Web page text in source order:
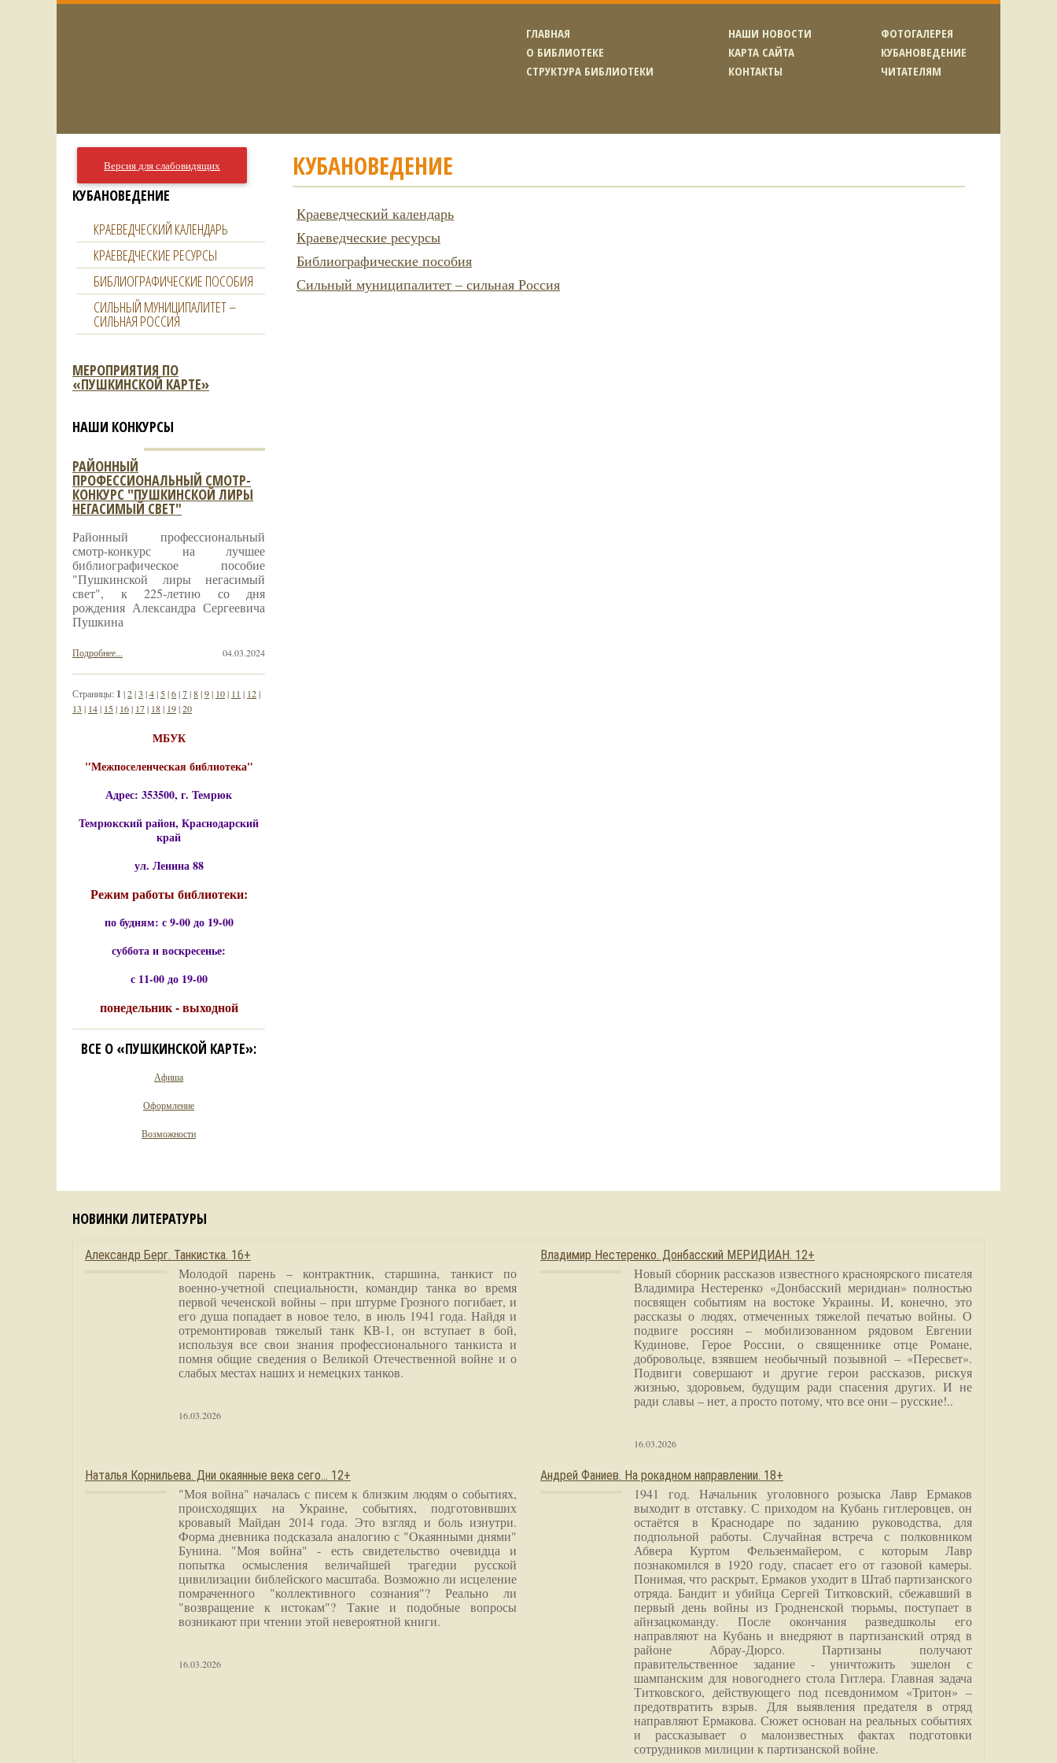
ГЛАВНАЯ
О БИБЛИОТЕКЕ
СТРУКТУРА БИБЛИОТЕКИ
НАШИ НОВОСТИ
КАРТА САЙТА
КОНТАКТЫ
ФОТОГАЛЕРЕЯ
КУБАНОВЕДЕНИЕ
ЧИТАТЕЛЯМ
КУБАНОВЕДЕНИЕ
Краеведческий календарь
Краеведческие ресурсы
Библиографические пособия
Сильный муниципалитет – сильная Россия
Версия для слабовидящих
КУБАНОВЕДЕНИЕ
КРАЕВЕДЧЕСКИЙ КАЛЕНДАРЬ
КРАЕВЕДЧЕСКИЕ РЕСУРСЫ
БИБЛИОГРАФИЧЕСКИЕ ПОСОБИЯ
СИЛЬНЫЙ МУНИЦИПАЛИТЕТ –
СИЛЬНАЯ РОССИЯ
МЕРОПРИЯТИЯ ПО
«ПУШКИНСКОЙ КАРТЕ»
НАШИ КОНКУРСЫ
РАЙОННЫЙ
ПРОФЕССИОНАЛЬНЫЙ СМОТР-
КОНКУРС "ПУШКИНСКОЙ ЛИРЫ
НЕГАСИМЫЙ СВЕТ"
Районный профессиональный
смотр-конкурс на лучшее
библиографическое пособие
"Пушкинской лиры негасимый
свет", к 225-летию со дня
рождения Александра Сергеевича
Пушкина
04.03.2024
Подробнее...
Страницы: 1 |2|3 |4| 5|6|7|8|9| 10| 11 | 12|
13 | 14| 15| 16| 17| 18| 19|20
МБУК
"Межпоселенческая библиотека"
Адрес: 353500, г. Темрюк
Темрюкский район, Краснодарский
край
ул. Ленина 88
Режим работы библиотеки:
по будням: с 9-00 до 19-00
суббота и воскресенье:
с 11-00 до 19-00
понедельник - выходной
ВСЕ О «ПУШКИНСКОЙ КАРТЕ»:
Афиша
Оформление
Возможности
НОВИНКИ ЛИТЕРАТУРЫ
Александр Берг. Танкистка. 16+
Молодой парень – контрактник, старшина, танкист по
военно-учетной специальности, командир танка во время
первой чеченской войны – при штурме Грозного погибает, и
его душа попадает в новое тело, в июль 1941 года. Найдя и
отремонтировав тяжелый танк КВ-1, он вступает в бой,
используя все свои знания профессионального танкиста и
помня общие сведения о Великой Отечественной войне и о
слабых местах наших и немецких танков.
16.03.2026
Владимир Нестеренко. Донбасский МЕРИДИАН. 12+
Новый сборник рассказов известного красноярского писателя
Владимира Нестеренко «Донбасский меридиан» полностью
посвящен событиям на востоке Украины. И, конечно, это
рассказы о людях, отмеченных тяжелой печатью войны. О
подвиге россиян – мобилизованном рядовом Евгении
Кудинове, Герое России, о священнике отце Романе,
добровольце, взявшем необычный позывной – «Пересвет».
Подвиги совершают и другие герои рассказов, рискуя
жизнью, здоровьем, будущим ради спасения других. И не
ради славы – нет, а просто потому, что все они – русские!..
16.03.2026
Наталья Корнильева. Дни окаянные века сего… 12+
"Моя война" началась с писем к близким людям о событиях,
происходящих на Украине, событиях, подготовивших
кровавый Майдан 2014 года. Это взгляд и боль изнутри.
Форма дневника подсказала аналогию с "Окаянными днями"
Бунина. "Моя война" - есть свидетельство очевидца и
попытка осмысления величайшей трагедии русской
цивилизации библейского масштаба. Возможно ли исцеление
помраченного "коллективного сознания"? Реально ли
"возвращение к истокам"? Такие и подобные вопросы
возникают при чтении этой невероятной книги.
16.03.2026
Андрей Фаниев. На рокадном направлении. 18+
1941 год. Начальник уголовного розыска Лавр Ермаков
выходит в отставку. С приходом на Кубань гитлеровцев, он
остаётся в Краснодаре по заданию руководства, для
подпольной работы. Случайная встреча с полковником
Абвера Куртом Фельзенмайером, с которым Лавр
познакомился в 1920 году, спасает его от газовой камеры.
Понимая, что раскрыт, Ермаков уходит в Штаб партизанского
отряда. Бандит и убийца Сергей Титковский, сбежавший в
первый день войны из Гродненской тюрьмы, поступает в
айнзацкоманду. После окончания разведшколы его
направляют на Кубань и внедряют в партизанский отряд в
районе Абрау-Дюрсо. Партизаны получают
правительственное задание - уничтожить эшелон с
шампанским для новогоднего стола Гитлера. Главная задача
Титковского, действующего под псевдонимом «Тритон» –
предотвратить взрыв. Для выявления предателя в отряд
направляют Ермакова. Сюжет основан на реальных событиях
и рассказывает о малоизвестных фактах подготовки
сотрудников милиции к партизанской войне.